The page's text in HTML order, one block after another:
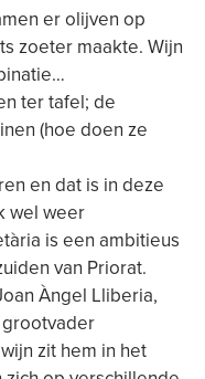
er olijven op
zoeter maakte. Wijn
ter tafel; de
(hoe doen ze
en dat is in deze
wel weer
is een ambitieus
van Priorat.
Àngel Lliberia,
zit hem in het